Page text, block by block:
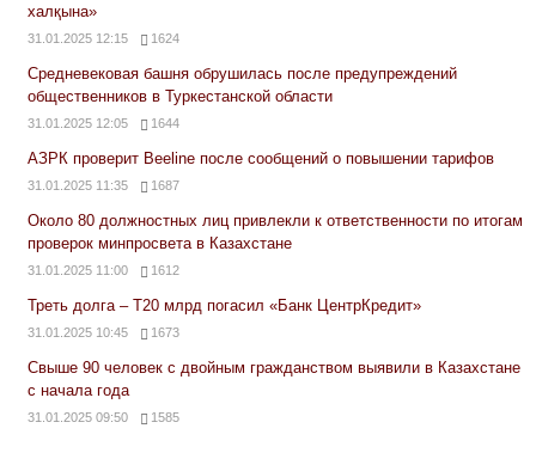
халқына»
31.01.2025 12:15 1624
Средневековая башня обрушилась после предупреждений
общественников в Туркестанской области
31.01.2025 12:05 1644
АЗРК проверит Beeline после сообщений о повышении тарифов
31.01.2025 11:35 1687
Около 80 должностных лиц привлекли к ответственности по итогам
проверок минпросвета в Казахстане
31.01.2025 11:00 1612
Треть долга – Т20 млрд погасил «Банк ЦентрКредит»
31.01.2025 10:45 1673
Свыше 90 человек с двойным гражданством выявили в Казахстане
с начала года
31.01.2025 09:50 1585